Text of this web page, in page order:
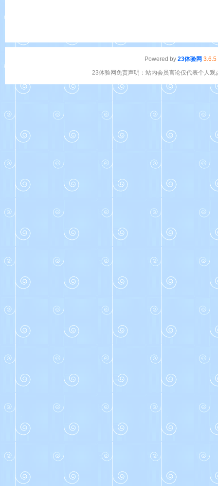
Powered by 23体验网 3.6.5
23体验网免责声明：站内会员言论仅代表个人